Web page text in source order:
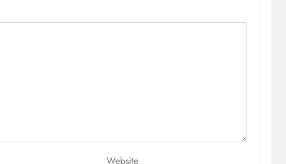
Website